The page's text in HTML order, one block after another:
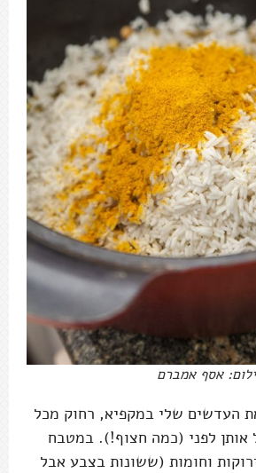
אסף אמברם
העדשים שלי במקפיא, רחוק מכל
אותן לפני (כמה חצוף!). במטבח
וחומות (ששונות בצבע אבל